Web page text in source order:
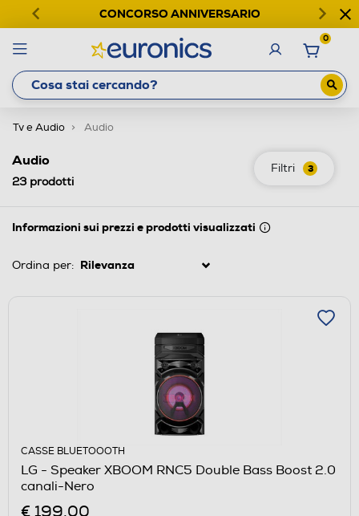
CONCORSO ANNIVERSARIO
0
Tv e Audio Audio
Filtri 3
Audio
23prodotti
Informazioni sui prezzi e prodotti visualizzati
Ordina per:
CASSE BLUETOOOTH
LG - Speaker XBOOM RNC5 Double Bass Boost 2.0
canali-Nero
€ 199,00